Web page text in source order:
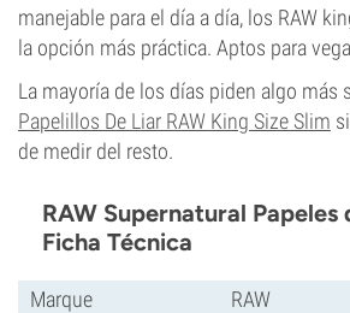
manejable para el día a día, los RAW
la opción más práctica. Aptos para
La mayoría de los días piden algo más
Papelillos De Liar RAW King Size Slim
de medir del resto.
RAW Supernatural Papeles
Ficha Técnica
Marque
RAW